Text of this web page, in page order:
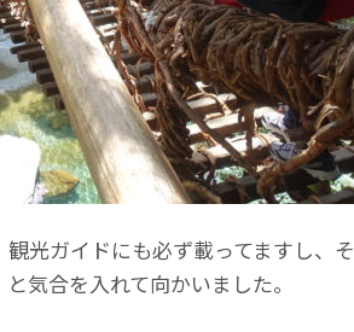
光ガイドにも必ず載ってますし、そ
気合を入れて向かいました。